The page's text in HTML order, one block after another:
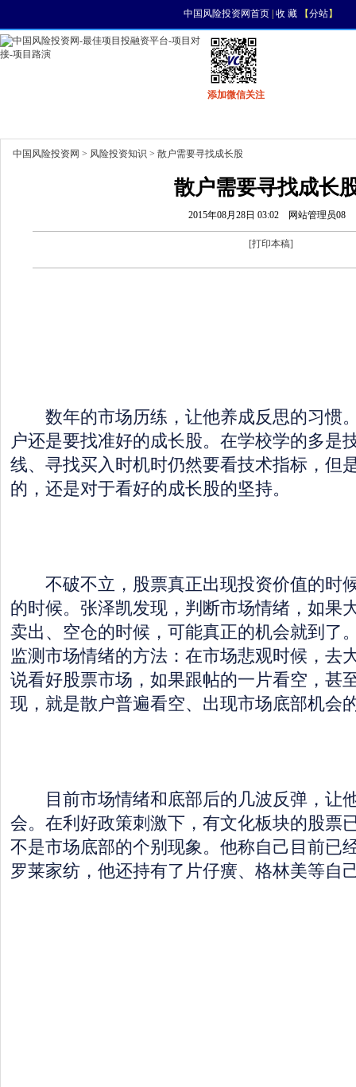
中国风险投资网首页| 收 藏【分站】
添加微信关注
中国风险投资网 > 风险投资知识 > 散户需要寻找成长股
散户需要寻找成长
2015年08月28日 03:02 网站管理员08
[打印本稿]
数年的市场历练，让他养成反思的习惯
户还是要找准好的成长股。在学校学的多是
线、寻找买入时机时仍然要看技术指标，但
的，还是对于看好的成长股的坚持。
不破不立，股票真正出现投资价值的时
的时候。张泽凯发现，判断市场情绪，如果
卖出、空仓的时候，可能真正的机会就到了
监测市场情绪的方法：在市场悲观时候，去
说看好股票市场，如果跟帖的一片看空，甚
现，就是散户普遍看空、出现市场底部机会
目前市场情绪和底部后的几波反弹，让
会。在利好政策刺激下，有文化板块的股票
不是市场底部的个别现象。他称自己目前已
罗莱家纺，他还持有了片仔癀、格林美等自